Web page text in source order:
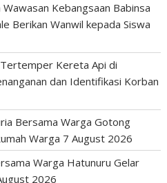
Kebangsaan Babinsa
Berikan Wanwil kepada Siswa
Kereta Api di
dan Identifikasi Korban
Bersama Warga Gotong
Warga 7 August 2026
Warga Hatunuru Gelar
2026